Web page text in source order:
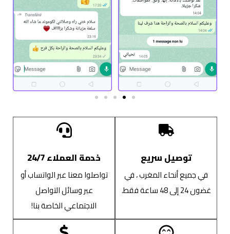
توصيل سريع
في جميع أنحاء المغرب ، في
غضون 24 إلى 48 ساعة فقط.
خدمة العملاء 24/7
تواصلوا معنا عبر الواتساب أو
عبر وسائل التواصل
الاجتماعي الخاصة بنا!